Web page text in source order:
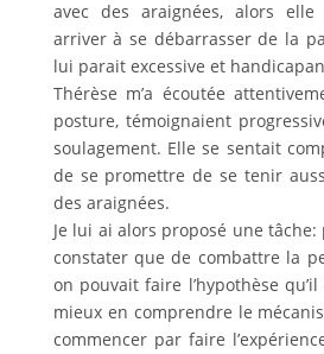
avec des araignées, alors
arriver à se débarrasser de la
lui parait excessive et
Thérèse m’a écoutée
posture, témoignaient
soulagement. Elle se sentait
de se promettre de se tenir
des araignées.
Je lui ai alors proposé une tâche:
constater que de combattre la
on pouvait faire l’hypothèse
mieux en comprendre le
commencer par faire